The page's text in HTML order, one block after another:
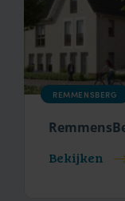
REMMENSBERG
Bekijken